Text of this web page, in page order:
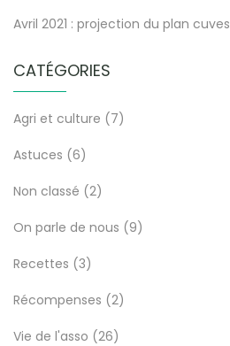
Avril 2021 : projection du plan cuves
CATÉGORIES
Agri et culture (7)
Astuces (6)
Non classé (2)
On parle de nous (9)
Recettes (3)
Récompenses (2)
Vie de l'asso (26)